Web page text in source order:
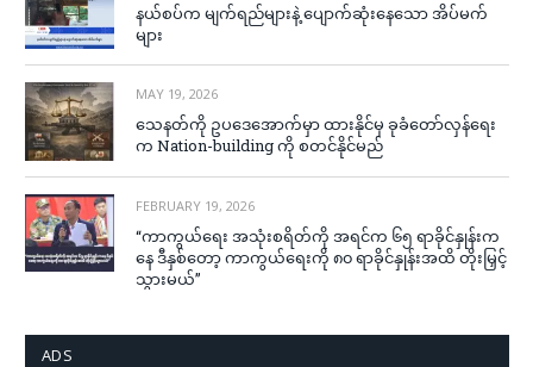
နယ်စပ်က မျက်ရည်များနဲ့ ပျောက်ဆုံးနေသော အိပ်မက်
များ
MAY 19, 2026
သေနတ်ကို ဥပဒေအောက်မှာ ထားနိုင်မှ ခုခံတော်လှန်ရေး
က Nation-building ကို စတင်နိုင်မည်
FEBRUARY 19, 2026
“ကာကွယ်ရေး အသုံးစရိတ်ကို အရင်က ၆၅ ရာခိုင်နှုန်းက
နေ ဒီနှစ်တော့ ကာကွယ်ရေးကို ၈၀ ရာခိုင်နှုန်းအထိ တိုးမြှင့်
သွားမယ်”
ADS